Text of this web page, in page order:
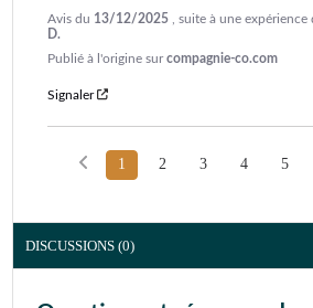
Avis du 13/12/2025 , suite à une expérience
D.
Publié à l'origine surcompagnie-co.com
Signaler
1 2 3 4 5
DISCUSSIONS (0)